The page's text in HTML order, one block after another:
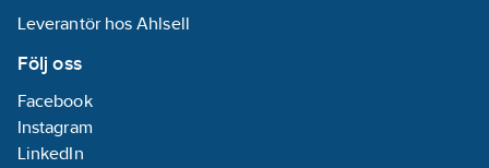
Leverantör hos Ahlsell
Följ oss
Facebook
Instagram
LinkedIn